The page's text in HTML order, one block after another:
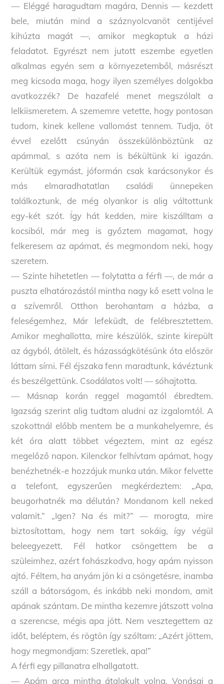
— Eléggé haragudtam magára, Dennis — kezdett
bele, miután mind a száznyolcvanöt centijével
kihúzta magát —, amikor megkaptuk a házi
feladatot. Egyrészt nem jutott eszembe egyetlen
alkalmas egyén sem a környezetemből, másrészt
meg kicsoda maga, hogy ilyen személyes dolgokba
avatkozzék? De hazafelé menet megszólalt a
lelkiismeretem. A szememre vetette, hogy pontosan
tudom, kinek kellene vallomást tennem. Tudja, öt
évvel ezelőtt csúnyán összekülönböztünk az
apámmal, s azóta nem is békültünk ki igazán.
Kerültük egymást, jóformán csak karácsonykor és
más elmaradhatatlan családi ünnepeken
találkoztunk, de még olyankor is alig váltottunk
egy-két szót. Így hát kedden, mire kiszálltam a
kocsiból, már meg is győztem magamat, hogy
felkeresem az apámat, és megmondom neki, hogy
szeretem.
— Szinte hihetetlen — folytatta a férfi —, de már a
puszta elhatározástól mintha nagy kő esett volna le
a szívemről. Otthon berohantam a házba, a
feleségemhez, Már lefeküdt, de felébresztettem.
Amikor meghallotta, mire készülök, szinte kirepült
az ágyból, átölelt, és házasságkötésünk óta először
láttam sírni. Fél éjszaka fenn maradtunk, kávéztunk
és beszélgettünk. Csodálatos volt! — sóhajtotta.
— Másnap korán reggel magamtól ébredtem.
Igazság szerint alig tudtam aludni az izgalomtól. A
szokottnál előbb mentem be a munkahelyemre, és
két óra alatt többet végeztem, mint az egész
megelőző napon. Kilenckor felhívtam apámat, hogy
benézhetnék-e hozzájuk munka után. Mikor felvette
a telefont, egyszerűen megkérdeztem: „Apa,
beugorhatnék ma délután? Mondanom kell neked
valamit.” „Igen? Na és mit?” — morogta, mire
biztosítottam, hogy nem tart sokáig, így végül
beleegyezett. Fél hatkor csöngettem be a
szüleimhez, azért fohászkodva, hogy apám nyisson
ajtó. Féltem, ha anyám jön ki a csöngetésre, inamba
száll a bátorságom, és inkább neki mondom, amit
apának szántam. De mintha kezemre játszott volna
a szerencse, mégis apa jött. Nem vesztegettem az
időt, beléptem, és rögtön így szóltam: „Azért jöttem,
hogy megmondjam: Szeretlek, apa!”
A férfi egy pillanatra elhallgatott.
— Apám arca mintha átalakult volna. Vonásai a